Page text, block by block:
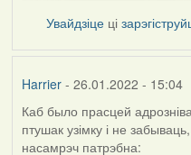
Увайдзіце ці
Harrier- 26.01.2022 - 15:04
Каб было прасцей
птушак узімку і не
насамрэч патрэбна: